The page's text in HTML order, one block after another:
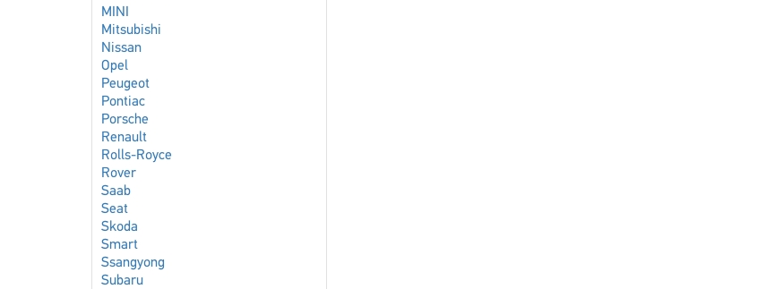
MINI
Mitsubishi
Nissan
Opel
Peugeot
Pontiac
Porsche
Renault
Rolls-Royce
Rover
Saab
Seat
Skoda
Smart
Ssangyong
Subaru